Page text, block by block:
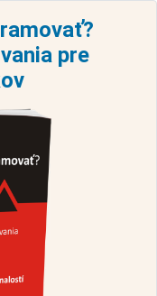
pre